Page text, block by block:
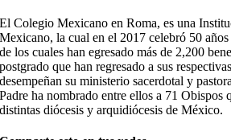
El Colegio Mexicano en Roma, es una
Mexicano, la cual en el 2017 celebró 50
de los cuales han egresado más de 2,200
postgrado que han regresado a sus
desempeñan su ministerio sacerdotal y
Padre ha nombrado entre ellos a 71 Obispos
distintas diócesis y arquidiócesis de México.